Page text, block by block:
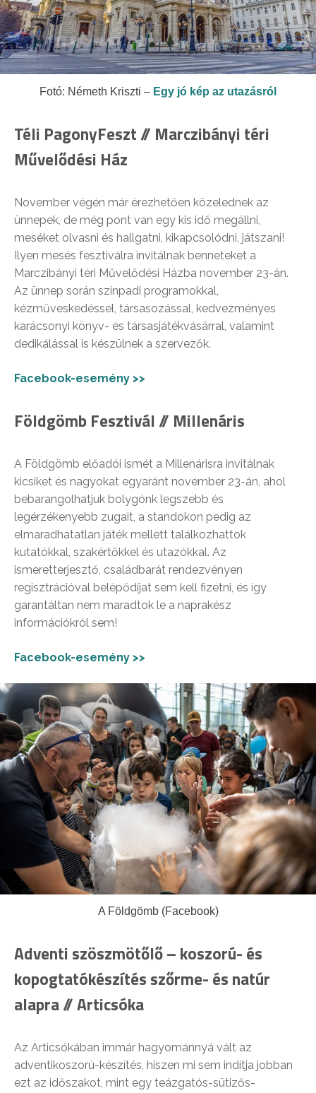
Fotó: Németh Kriszti – Egy jó kép az utazásról
Téli PagonyFeszt // Marczibányi téri
Művelődési Ház
November végén már érezhetően közelednek az
ünnepek, de még pont van egy kis idő megállni,
meséket olvasni és hallgatni, kikapcsolódni, játszani!
Ilyen mesés fesztiválra invitálnak benneteket a
Marczibányi téri Művelődési Házba november 23-án.
Az ünnep során színpadi programokkal,
kézműveskedéssel, társasozással, kedvezményes
karácsonyi könyv- és társasjátékvásárral, valamint
dedikálással is készülnek a szervezők.
Facebook-esemény >>
Földgömb Fesztivál // Millenáris
A Földgömb előadói ismét a Millenárisra invitálnak
kicsiket és nagyokat egyaránt november 23-án, ahol
bebarangolhatjuk bolygónk legszebb és
legérzékenyebb zugait, a standokon pedig az
elmaradhatatlan játék mellett találkozhattok
kutatókkal, szakértőkkel és utazókkal. Az
ismeretterjesztő, családbarát rendezvényen
regisztrációval belépődíjat sem kell fizetni, és így
garantáltan nem maradtok le a naprakész
információkról sem!
Facebook-esemény >>
A Földgömb (Facebook)
Adventi szöszmötőlő – koszorú- és
kopogtatókészítés szőrme- és natúr
alapra // Articsóka
Az Articsókában immár hagyománnyá vált az
adventikoszorú-készítés, hiszen mi sem indítja jobban
ezt az időszakot, mint egy teázgatós-sütizős-